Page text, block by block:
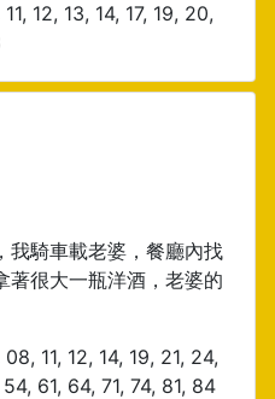
12, 13, 14, 17, 19, 20,
我騎車載老婆，餐廳內找
著很大一瓶洋酒，老婆的
11, 12, 14, 19, 21, 24,
61, 64, 71, 74, 81, 84